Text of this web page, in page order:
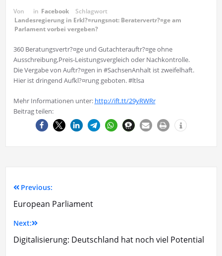
Von in Facebook
Schlagwort
Landesregierung in Erkl?¤rungsnot: Beratervertr?¤ge am
Parlament vorbei vergeben?
360 Beratungsvertr?¤ge und Gutachterauftr?¤ge ohne
Ausschreibung,Preis-Leistungsvergleich oder Nachkontrolle.
Die Vergabe von Auftr?¤gen in #SachsenAnhalt ist zweifelhaft.
Hier ist dringend Aufkl?¤rung geboten. #ltlsa
Mehr Informationen unter: http://ift.tt/29yRWRr
Beitrag teilen:
Previous:
European Parliament
Next:
Digitalisierung: Deutschland hat noch viel Potential